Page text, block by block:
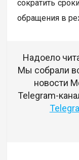
сократить
обращения в
Надоело
Мы собрали
новости
Telegram-